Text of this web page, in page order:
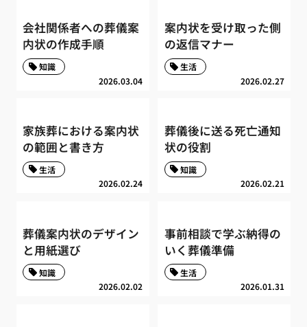
会社関係者への葬儀案
内状の作成手順
2026.03.04
知識
案内状を受け取った側
の返信マナー
2026.02.27
生活
家族葬における案内状
の範囲と書き方
2026.02.24
生活
葬儀後に送る死亡通知
状の役割
2026.02.21
知識
葬儀案内状のデザイン
と用紙選び
2026.02.02
知識
事前相談で学ぶ納得の
いく葬儀準備
2026.01.31
生活